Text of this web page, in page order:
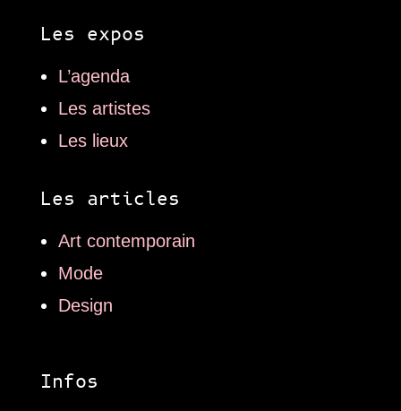
Les expos
L’agenda
Les artistes
Les lieux
Les articles
Art contemporain
Mode
Design
Infos